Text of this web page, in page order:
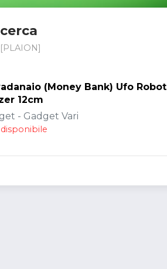
[PLAION]
(Money Bank) Ufo
12cm
- Gadget Vari